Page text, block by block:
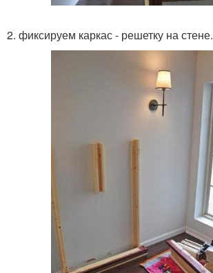
2. фиксируем каркас - решетку на стене.